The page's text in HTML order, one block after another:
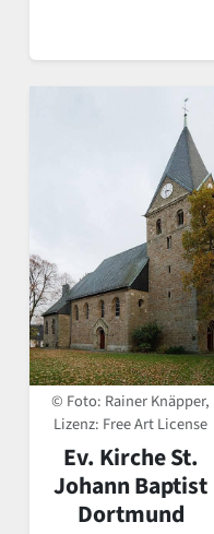
© Foto: Rainer Knäpper,
Lizenz: Free Art License
Ev. Kirche St.
Johann Baptist
Dortmund